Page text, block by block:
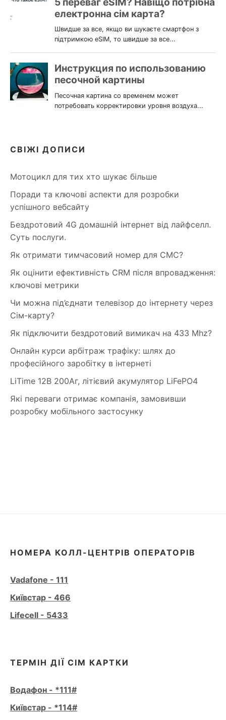
СВІЖІ ДОПИСИ
Мотоцикл для тих хто шукає більше
Поради та ключові аспекти для розробки
успішного вебсайту
Бездротовий 4G домашній інтернет від лайфселл.
Суть послуги.
Як отримати тимчасовий номер для СМС?
Як оцінити ефективність CRM після впровадження:
ключові метрики
Чи можна під’єднати телевізор до інтернету через
Сім-карту?
Як підключити бездротовий вимикач на 433 Mhz?
Онлайн курси арбітраж трафіку: шлях до
професійного заробітку в інтернеті
LiTime 12В 200Аг, літієвий акумулятор LiFePO4
Які переваги отримає компанія, замовивши
розробку мобільного застосунку
НОМЕРА КОЛЛ-ЦЕНТРІВ ОПЕРАТОРІВ
Vadafone - 111
Київстар - 466
Lifecell - 5433
ТЕРМІН ДІЇ СІМ КАРТКИ
Водафон - *111#
Київстар - *114#